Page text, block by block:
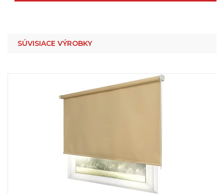
SÚVISIACE VÝROBKY